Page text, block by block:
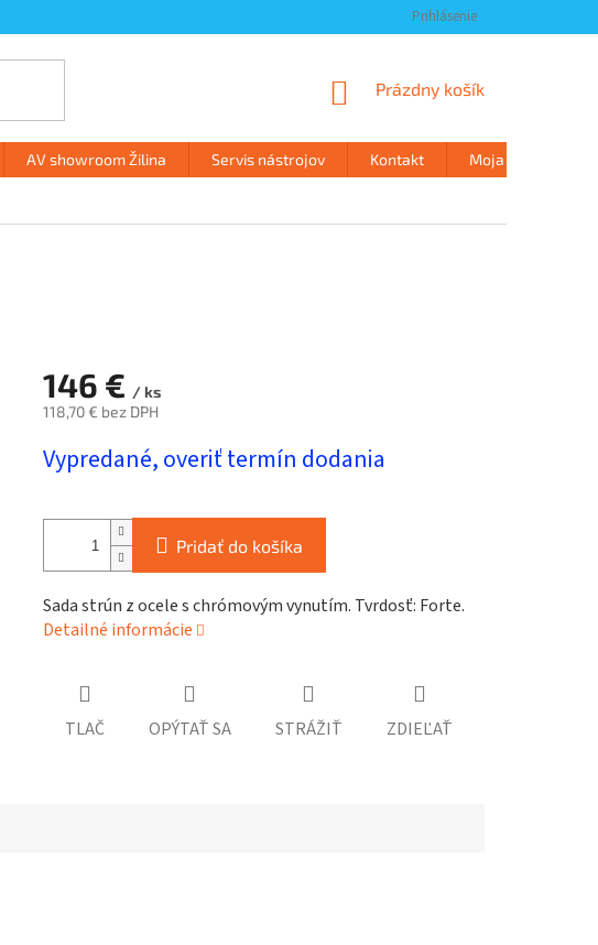
Prihlásenie
NÁKUPNÝ
Prázdny košík
AV showroom Žilina Servis nástrojov Kontakt Moja objednávka
146 € / ks
118,70 € bez DPH
cena:
Vypredané, overiť termín dodania
Pridať do košíka
Sada strún z ocele s chrómovým vynutím. Tvrdosť: Forte.
Detailné informácie
TLAČ OPÝTAŤ SA STRÁŽIŤ ZDIEĽAŤ